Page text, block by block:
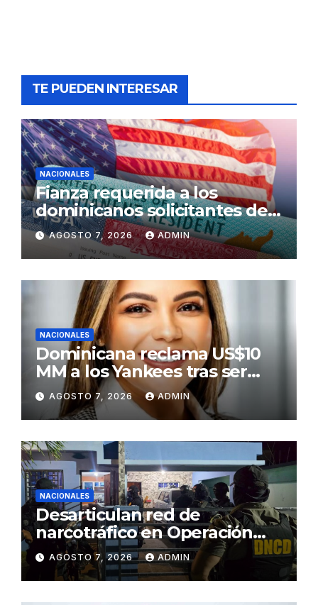
TE PUEDEN INTERESAR
NACIONALES
Fianza requerida a los
dominicanos solicitantes de
residencia a EE. UU. será de
US$100,000 en adelante
AGOSTO 7, 2026 ADMIN
NACIONALES
Dominicana reclama US$10
MM a los Yankees tras ser
golpeada por bate de José
Ramírez
AGOSTO 7, 2026 ADMIN
NACIONALES
Desarticulan red de
narcotráfico en Operación
Lgtca
AGOSTO 7, 2026 ADMIN